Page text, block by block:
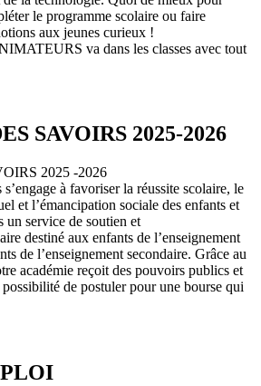
le programme scolaire ou faire
aux jeunes curieux !
va dans les classes avec tout
SAVOIRS 2025-2026
2025 -2026
à favoriser la réussite scolaire, le
et l’émancipation sociale des enfants et
un service de soutien et
destiné aux enfants de l’enseignement
de l’enseignement secondaire. Grâce au
académie reçoit des pouvoirs publics et
de postuler pour une bourse qui